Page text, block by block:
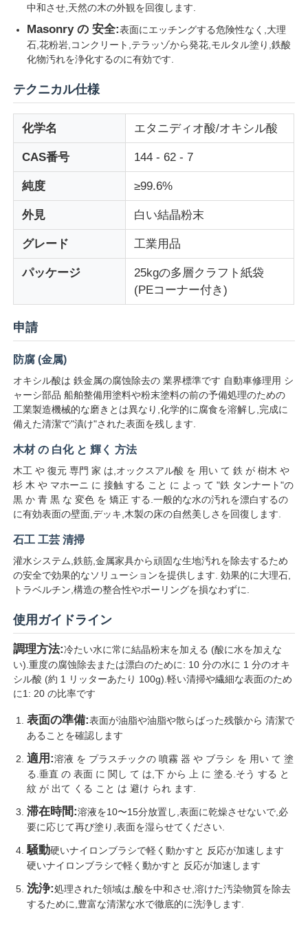
企業情報
会社案内
品質管理
お問い合わせ
ニュース
すべての場合
過硫酸塩
塩化物
石油添加物
化学填料
鉱物処理化学物質
食品添加物
金属化学品
水処理剤
日常用化学物質
中和させ,天然の木の外観を回復します.
Masonry の 安全:表面にエッチングする危険性なく,大理
石,花粉岩,コンクリート,テラッゾから発花,モルタル塗り,鉄酸
化物汚れを浄化するのに有効です.
テクニカル仕様
化学名 エタニディオ酸/オキシル酸
CAS番号 144 - 62 - 7
純度 ≥99.6%
外見 白い結晶粉末
グレード 工業用品
パッケージ
25kgの多層クラフト紙袋
(PEコーナー付き)
申請
防腐 (金属)
オキシル酸は 鉄金属の腐蚀除去の 業界標準です 自動車修理用 シ
ャーシ部品 船舶整備用塗料や粉末塗料の前の予備処理のための
工業製造機械的な磨きとは異なり,化学的に腐食を溶解し,完成に
備えた清潔で"漬け"された表面を残します.
木材 の 白化 と 輝く 方法
木工 や 復元 専門 家 は,オックスアル酸 を 用い て 鉄 が 樹木 や
杉 木 や マホーニ に 接触 する こと に よっ て "鉄 タンナート"の
黒 か 青 黒 な 変色 を 矯正 する.一般的な水の汚れを漂白するの
に有効表面の壁面,デッキ,木製の床の自然美しさを回復します.
石工 工芸 清掃
灌水システム,鉄筋,金属家具から頑固な生地汚れを除去するため
の安全で効果的なソリューションを提供します. 効果的に大理石,
トラベルチン,構造の整合性やポーリングを損なわずに.
使用ガイドライン
調理方法:冷たい水に常に結晶粉末を加える (酸に水を加えな
い).重度の腐蚀除去または漂白のために: 10 分の水に 1 分のオキ
シル酸 (約 1 リッターあたり 100g).軽い清掃や繊細な表面のため
に1: 20 の比率です
表面の準備:表面が油脂や油脂や散らばった残骸から 清潔で
あることを確認します
適用:溶液 を プラスチックの 噴霧 器 や ブラシ を 用い て 塗
る.垂直 の 表面 に 関し て は,下 から 上 に 塗る.そう する と
紋 が 出て くる こと は 避け られ ます.
滞在時間:溶液を10〜15分放置し,表面に乾燥させないで,必
要に応じて再び塗り,表面を湿らせてください.
騒動硬いナイロンブラシで軽く動かすと 反応が加速します
硬いナイロンブラシで軽く動かすと 反応が加速します
洗浄:処理された領域は,酸を中和させ,溶けた汚染物質を除去
するために,豊富な清潔な水で徹底的に洗浄します.